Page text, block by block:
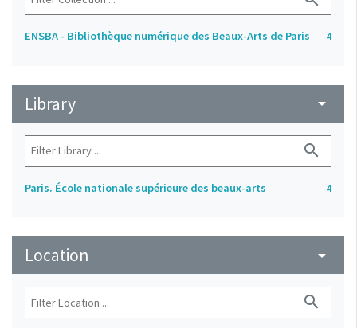
ENSBA - Bibliothèque numérique des Beaux-Arts de Paris 4
Library arrow_drop_down
search
Paris. École nationale supérieure des beaux-arts 4
Location arrow_drop_down
search